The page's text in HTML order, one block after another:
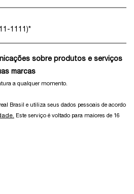
1111)*
sobre produtos e serviços
marcas
a qualquer momento.​
Brasil e utiliza seus dados pessoais de acordo
Este serviço é voltado para maiores de 16